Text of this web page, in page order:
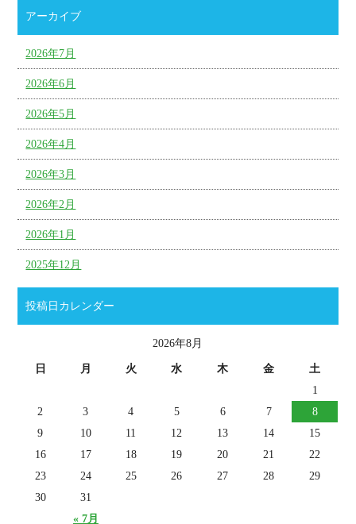
アーカイブ
2026年7月
2026年6月
2026年5月
2026年4月
2026年3月
2026年2月
2026年1月
2025年12月
投稿日カレンダー
2026年8月
日 月 火 水 木 金 土
« 7月
1
2
3 4 5 6 7
8
9
10 11 12 13 14
15
16
17 18 19 20 21
22
23
24 25 26 27 28
29
30
31